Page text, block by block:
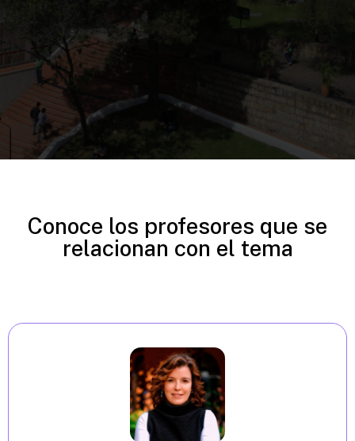
Conoce los profesores que se
relacionan con el tema